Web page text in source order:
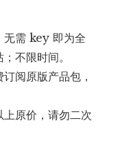
无需 key 即为全
不限时间。
阅原版产品包，
原价，请勿二次